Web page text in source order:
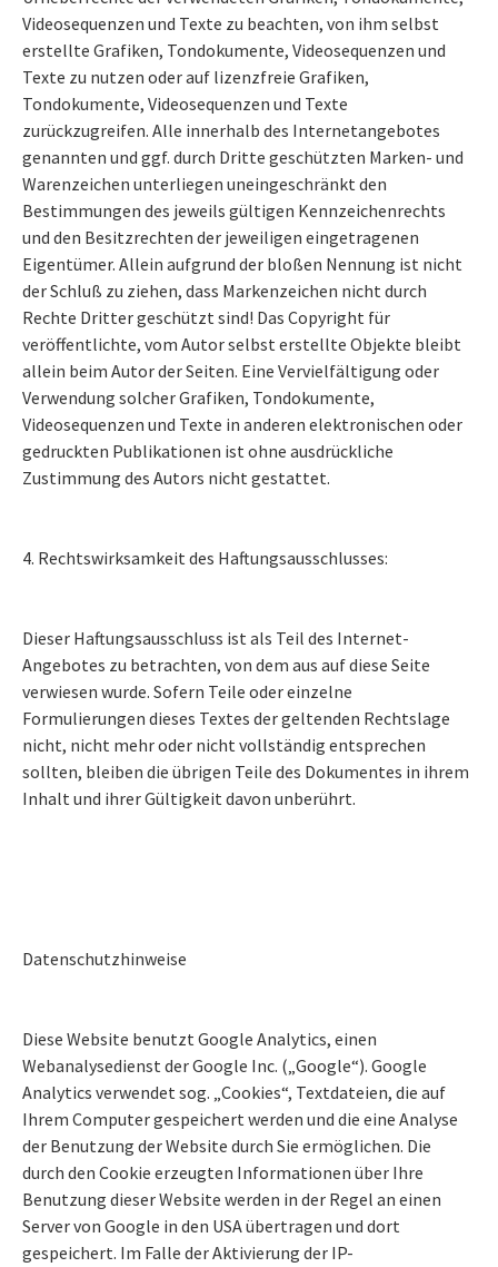
Videosequenzen und Texte zu beachten, von ihm selbst
erstellte Grafiken, Tondokumente, Videosequenzen und
Texte zu nutzen oder auf lizenzfreie Grafiken,
Tondokumente, Videosequenzen und Texte
zurückzugreifen. Alle innerhalb des Internetangebotes
genannten und ggf. durch Dritte geschützten Marken- und
Warenzeichen unterliegen uneingeschränkt den
Bestimmungen des jeweils gültigen Kennzeichenrechts
und den Besitzrechten der jeweiligen eingetragenen
Eigentümer. Allein aufgrund der bloßen Nennung ist nicht
der Schluß zu ziehen, dass Markenzeichen nicht durch
Rechte Dritter geschützt sind! Das Copyright für
veröffentlichte, vom Autor selbst erstellte Objekte bleibt
allein beim Autor der Seiten. Eine Vervielfältigung oder
Verwendung solcher Grafiken, Tondokumente,
Videosequenzen und Texte in anderen elektronischen oder
gedruckten Publikationen ist ohne ausdrückliche
Zustimmung des Autors nicht gestattet.
4. Rechtswirksamkeit des Haftungsausschlusses:
Dieser Haftungsausschluss ist als Teil des Internet-
Angebotes zu betrachten, von dem aus auf diese Seite
verwiesen wurde. Sofern Teile oder einzelne
Formulierungen dieses Textes der geltenden Rechtslage
nicht, nicht mehr oder nicht vollständig entsprechen
sollten, bleiben die übrigen Teile des Dokumentes in ihrem
Inhalt und ihrer Gültigkeit davon unberührt.
Datenschutzhinweise
Diese Website benutzt Google Analytics, einen
Webanalysedienst der Google Inc. („Google“). Google
Analytics verwendet sog. „Cookies“, Textdateien, die auf
Ihrem Computer gespeichert werden und die eine Analyse
der Benutzung der Website durch Sie ermöglichen. Die
durch den Cookie erzeugten Informationen über Ihre
Benutzung dieser Website werden in der Regel an einen
Server von Google in den USA übertragen und dort
gespeichert. Im Falle der Aktivierung der IP-